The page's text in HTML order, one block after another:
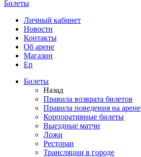
Билеты
Личный кабинет
Новости
Контакты
Об арене
Магазин
En
Билеты
Назад
Правила возврата билетов
Правила поведения на арене
Корпоративные билеты
Выездные матчи
Ложи
Ресторан
Трансляции в городе